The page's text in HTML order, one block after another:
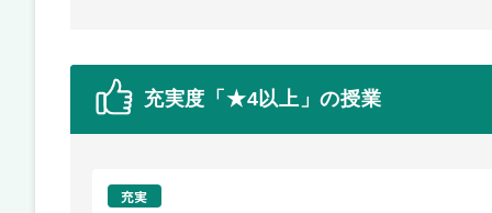
充実度「★4以上」の授業
充実